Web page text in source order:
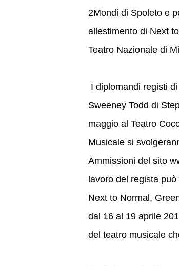
2Mondi di Spoleto e
allestimento di Next
Teatro Nazionale di
I diplomandi registi
Sweeney Todd di
maggio al Teatro
Musicale si
Ammissioni del sito
lavoro del regista
Next to Normal,
dal 16 al 19 aprile
del teatro musicale